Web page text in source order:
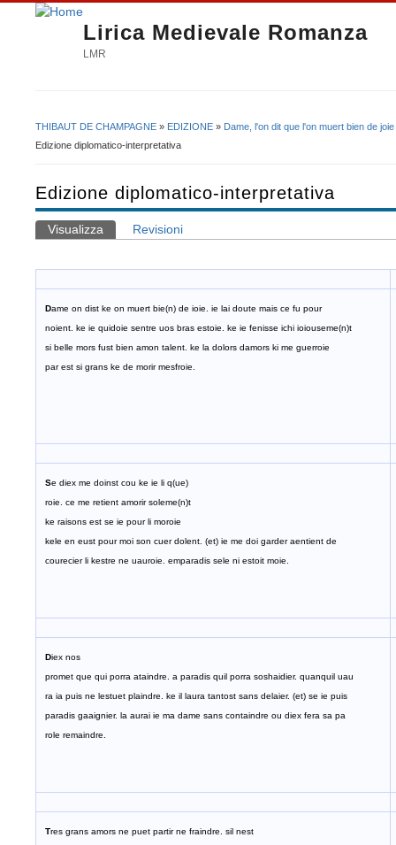
Lirica Medievale Romanza
LMR
Tu sei qui
THIBAUT DE CHAMPAGNE » EDIZIONE » Dame, l'on dit que l'on muert bien de joie
Edizione diplomatico-interpretativa
Edizione diplomatico-interpretativa
Schede primarie
Visualizza (scheda attiva)
Revisioni
Dame on dist ke on muert bie(n) de ioie. ie lai doute mais ce fu pour
noient. ke ie quidoie sentre uos bras estoie. ke ie fenisse ichi ioiouseme(n)t
si belle mors fust bien amon talent. ke la dolors damors ki me guerroie
par est si grans ke de morir mesfroie.
Se diex me doinst cou ke ie li q(ue)
roie. ce me retient amorir soleme(n)t
ke raisons est se ie pour li moroie
kele en eust pour moi son cuer dolent. (et) ie me doi garder aentient de
courecier li kestre ne uauroie. emparadis sele ni estoit moie.
Diex nos
promet que qui porra ataindre. a paradis quil porra soshaidier. quanquil uau
ra ia puis ne lestuet plaindre. ke il laura tantost sans delaier. (et) se ie puis
paradis gaaignier. la aurai ie ma dame sans containdre ou diex fera sa pa
role remaindre.
Tres grans amors ne puet partir ne fraindre. sil nest